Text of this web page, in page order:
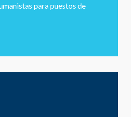
para puestos de